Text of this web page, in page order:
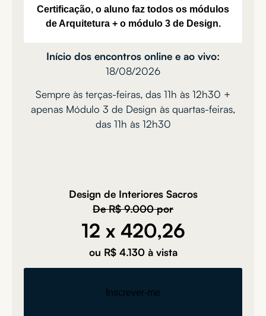
Certificação, o aluno faz todos os módulos
de Arquitetura + o módulo 3 de Design.
Início dos encontros online e ao vivo:
18/08/2026
Sempre às terças-feiras, das 11h às 12h30 +
apenas Módulo 3 de Design às quartas-feiras,
das 11h às 12h30
Design de Interiores Sacros
De R$ 9.000 por
12 x 420,26
ou R$ 4.130 à vista
Inscrever-me